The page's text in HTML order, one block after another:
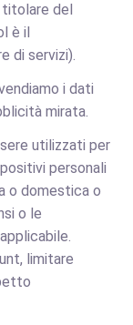
del
è il
di servizi).
i dati
mirata.
utilizzati per
personali
o domestica o
o le
limitare